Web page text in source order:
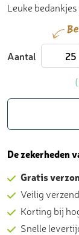
Leuke
Aantal Tony
De zekerheden
Gratis
Veilig
Korting bij
Snelle